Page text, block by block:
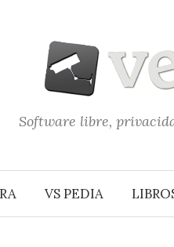
Software libre,
VS PEDIA